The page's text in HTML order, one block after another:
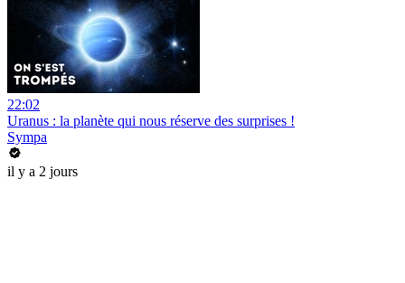
22:02
Uranus : la planète qui nous réserve des surprises !
Sympa
il y a 2 jours